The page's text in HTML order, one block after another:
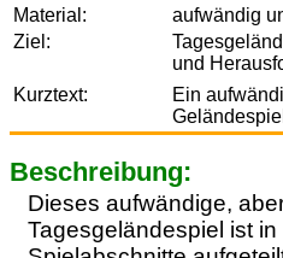
Material:
aufwändig
Ziel:
und
Kurztext:
Ein
Beschreibung:
Dieses aufwändige,
Tagesgeländespiel ist in